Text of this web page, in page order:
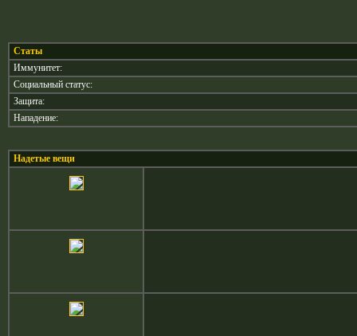
Статы
Иммунитет:
Социальный статус:
Защита:
Нападение:
Надетые вещи